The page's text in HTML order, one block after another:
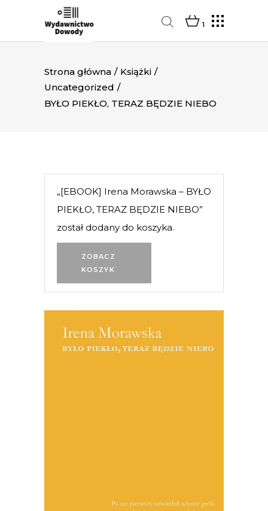
1
Strona główna / Książki /
Uncategorized /
BYŁO PIEKŁO, TERAZ BĘDZIE NIEBO
ZOBACZ
KOSZYK
„[EBOOK] Irena Morawska – BYŁO
PIEKŁO, TERAZ BĘDZIE NIEBO”
został dodany do koszyka.